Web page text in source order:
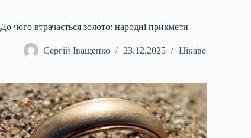
До чого втрачається золото: народні прикмети
Сергій Іващенко 23.12.2025 Цікаве